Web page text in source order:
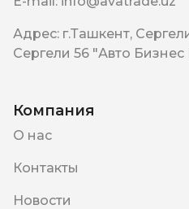
Адрес: г.Ташкент,
Сергели 56 "Авто
Компания
О нас
Контакты
Новости